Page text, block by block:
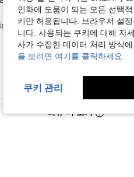
and polyester type
리뷰 더 보기
인화에 도움이 되는 모든 선택
키만 허용됩니다. 브라우저 설
니다. 사용되는 쿠키에 대해 자
사가 수집한 데이터 처리 방식
을 보려면 여기를 클릭하세요.
쿠키 관리